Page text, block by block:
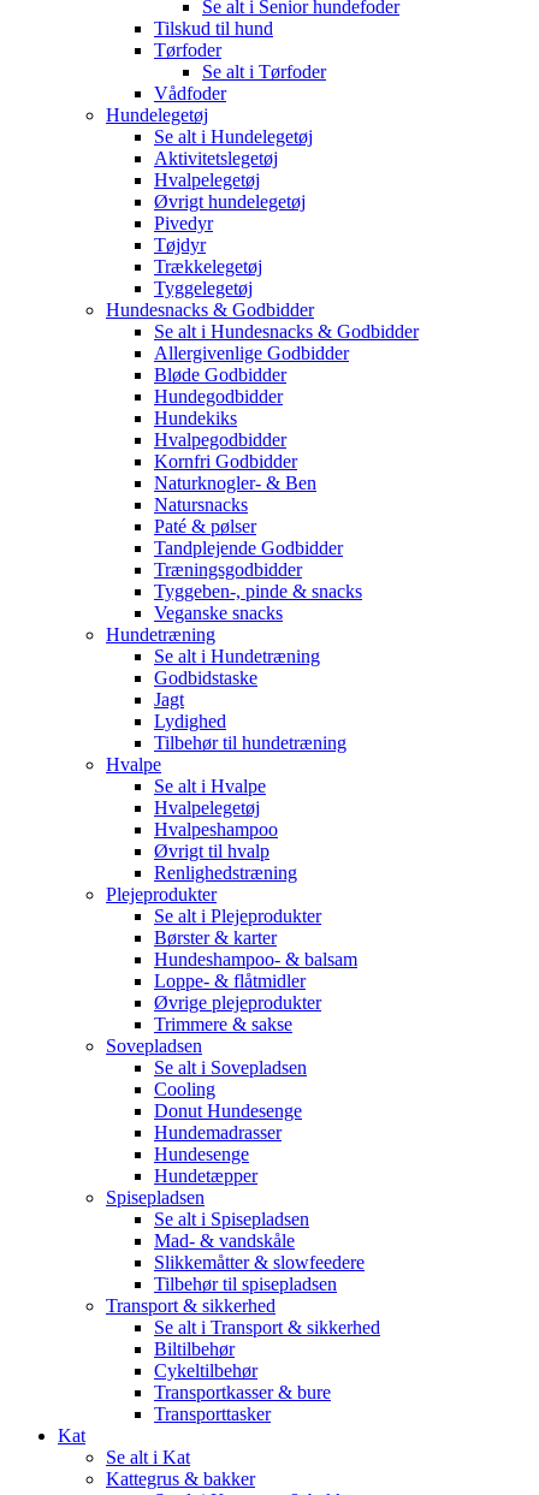
Se alt i Senior hundefoder
Tilskud til hund
Tørfoder
Se alt i Tørfoder
Vådfoder
Hundelegetøj
Se alt i Hundelegetøj
Aktivitetslegetøj
Hvalpelegetøj
Øvrigt hundelegetøj
Pivedyr
Tøjdyr
Trækkelegetøj
Tyggelegetøj
Hundesnacks & Godbidder
Se alt i Hundesnacks & Godbidder
Allergivenlige Godbidder
Bløde Godbidder
Hundegodbidder
Hundekiks
Hvalpegodbidder
Kornfri Godbidder
Naturknogler- & Ben
Natursnacks
Paté & pølser
Tandplejende Godbidder
Træningsgodbidder
Tyggeben-, pinde & snacks
Veganske snacks
Hundetræning
Se alt i Hundetræning
Godbidstaske
Jagt
Lydighed
Tilbehør til hundetræning
Hvalpe
Se alt i Hvalpe
Hvalpelegetøj
Hvalpeshampoo
Øvrigt til hvalp
Renlighedstræning
Plejeprodukter
Se alt i Plejeprodukter
Børster & karter
Hundeshampoo- & balsam
Loppe- & flåtmidler
Øvrige plejeprodukter
Trimmere & sakse
Sovepladsen
Se alt i Sovepladsen
Cooling
Donut Hundesenge
Hundemadrasser
Hundesenge
Hundetæpper
Spisepladsen
Se alt i Spisepladsen
Mad- & vandskåle
Slikkemåtter & slowfeedere
Tilbehør til spisepladsen
Transport & sikkerhed
Se alt i Transport & sikkerhed
Biltilbehør
Cykeltilbehør
Transportkasser & bure
Transporttasker
Kat
Se alt i Kat
Kattegrus & bakker